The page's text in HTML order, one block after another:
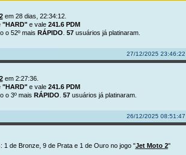
em 28 dias, 22:34:12.
"HARD"e vale 241.6 PDM
o 52º mais RÁPIDO 57usuários já platinaram.
27/12/2025 23:46:22
em 2:27:36.
"HARD"e vale 241.6 PDM
o 3º mais RÁPIDO 57usuários já platinaram.
26/12/2025 08:51:47
1 de Bronze, 9 de Prata e 1 de Ouro no jogo "Jet Moto 2"